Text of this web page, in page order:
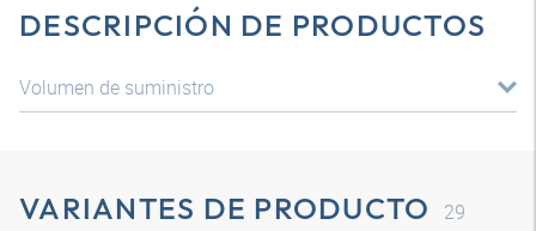
DESCRIPCIÓN DE PRODUCTOS
Volumen de suministro
VARIANTES DE PRODUCTO
29